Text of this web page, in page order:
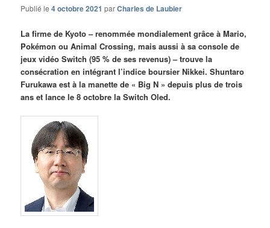
Publié le4 octobre 2021 parCharles de Laubier
La firme de Kyoto – renommée mondialement grâce à Mario,
Pokémon ou Animal Crossing, mais aussi à sa console de
jeux vidéo Switch (95 % de ses revenus) – trouve la
consécration en intégrant l’indice boursier Nikkei. Shuntaro
Furukawa est à la manette de « Big N » depuis plus de trois
ans et lance le 8 octobre la Switch Oled.